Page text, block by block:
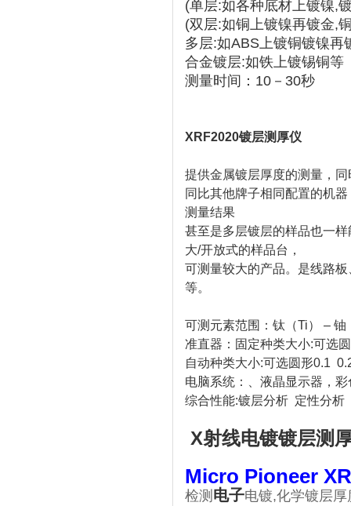
(单层:如各种底材上镀镍,
(双层:如铜上镀镍再镀金,
多层:如ABS上镀铜镀镍再
合金镀层:如铁上镀锡铜等
测量时间：10－30秒
XRF2020镀层测厚仪
提供金属镀层厚度的测量，
同比其他牌子相同配置的机
测量结果
甚至是多层镀层的样品也一
大/开放式的样品台，
可测量较大的产品。是线路
等。
可测元素范围：钛（Ti） –
准直器：固定种类大小:可选
自动种类大小:可选圆形0.1
电脑系统：、液晶显示器，
综合性能:镀层分析 定性分
X射线电镀镀层测
Micro Pioneer
检测 电子电镀,化学镀层